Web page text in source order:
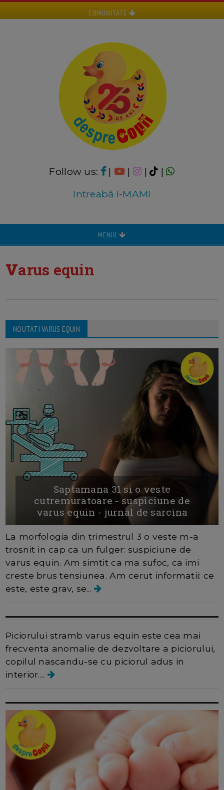
COMUNITATE
Follow us: | | |
|
Intreabă I-MAMI
MENIU
varus equin
NOUTATI VARUS EQUIN
Saptamana 31 si o veste
cutremuratoare - suspiciune de
varus equin - jurnal de sarcina
La morfologia din trimestrul 3 o veste m-a
trosnit in cap ca un fulger: suspiciune de
varus equin. Am simtit ca ma sufoc, ca imi
creste brus tensiunea. Am cerut informatii: ce
este, este grav, se...
Piciorului stramb varus equin este cea mai
frecventa anomalie de dezvoltare a piciorului,
copilul nascandu-se cu piciorul adus in
interior....